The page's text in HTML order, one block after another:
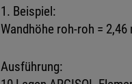
1. Beispiel:
Wandhöhe roh-roh = 2,46
Ausführung: